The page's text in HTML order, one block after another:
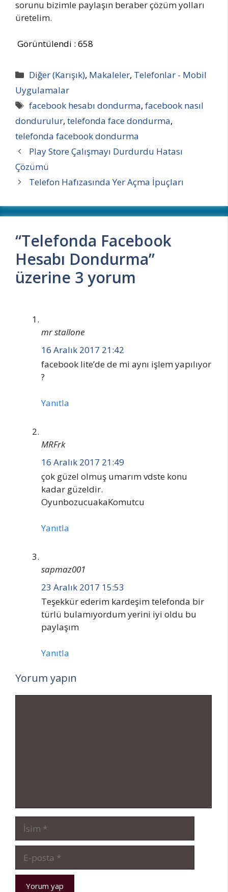
sorunu bizimle paylaşın beraber çözüm yolları
üretelim.
Görüntülendi : 658
Kategoriler
Diğer (Karışık), Makaleler, Telefonlar - Mobil
Uygulamalar
Etiketler
facebook hesabı dondurma,facebook nasıl
dondurulur, telefonda face dondurma,
telefonda facebook dondurma
Play Store Çalışmayı Durdurdu Hatası
Çözümü
Telefon Hafızasında Yer Açma İpuçları
“Telefonda Facebook
Hesabı Dondurma”
üzerine 3 yorum
mr stallone
16 Aralık 2017 21:42
facebook lite’de de mi aynı işlem yapılıyor
?
Yanıtla
MRFrk
16 Aralık 2017 21:49
çok güzel olmuş umarım vdste konu
kadar güzeldir.
OyunbozucuakaKomutcu
Yanıtla
sapmaz001
23 Aralık 2017 15:53
Teşekkür ederim kardeşim telefonda bir
türlü bulamıyordum yerini iyi oldu bu
paylaşım
Yanıtla
Yorum yapın
İsim
posta